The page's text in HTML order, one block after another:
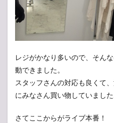
レジがかなり多いので、そん
動できました。
スタッフさんの対応も良くて
にみなさん買い物していました
さてここからがライブ本番！